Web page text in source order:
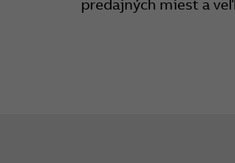
predajných miest a